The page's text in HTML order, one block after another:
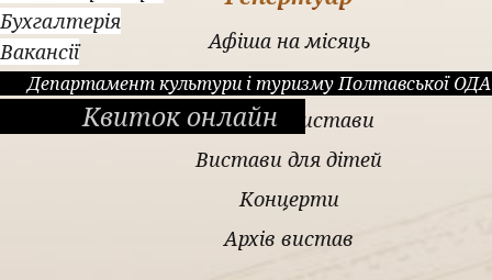
Бухгалтерія
Вакансії
Департамент культури і туризму Полтавської ОДА
Квиток онлайн
Афіша на місяць
Драматичні вистави
Музичні вистави
Вистави для дітей
Концерти
Архів вистав